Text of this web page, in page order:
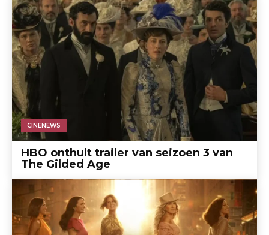
CINENEWS
HBO onthult trailer van seizoen 3 van
The Gilded Age